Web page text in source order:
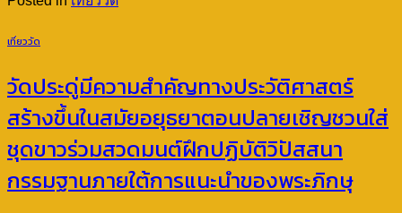
เที่ยววัด
วัดประดู่มีความสำคัญทางประวัติศาสตร์
สร้างขึ้นในสมัยอยุธยาตอนปลายเชิญชวนใส่
ชุดขาวร่วมสวดมนต์ฝึกปฏิบัติวิปัสสนา
กรรมฐานภายใต้การแนะนำของพระภิกษุ